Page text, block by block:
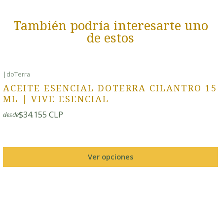
También podría interesarte uno
de estos
| doTerra
ACEITE ESENCIAL DOTERRA CILANTRO 15
ML | VIVE ESENCIAL
desde$34.155 CLP
Ver opciones